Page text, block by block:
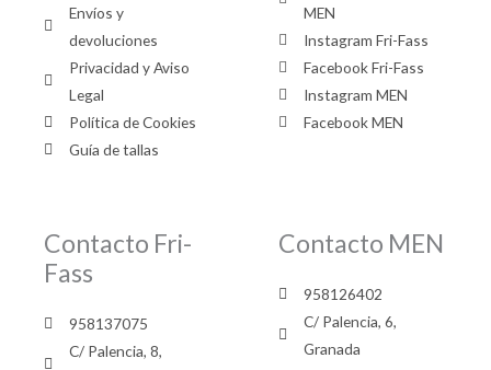
Envíos y
devoluciones
Privacidad y Aviso
Legal
Política de Cookies
Guía de tallas
MEN
Instagram Fri-Fass
Facebook Fri-Fass
Instagram MEN
Facebook MEN
Contacto Fri-
Fass
958137075
C/ Palencia, 8,
Contacto MEN
958126402
C/ Palencia, 6,
Granada